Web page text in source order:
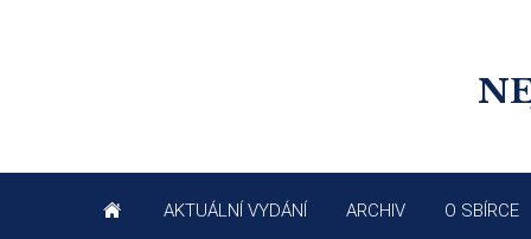
AKTUÁLNÍ VYDÁNÍ ARCHIV O SBÍRCE